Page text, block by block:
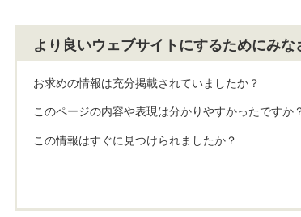
より良いウェブサイトにするためにみ
お求めの情報は充分掲載されていましたか？
このページの内容や表現は分かりやすかったですか
この情報はすぐに見つけられましたか？